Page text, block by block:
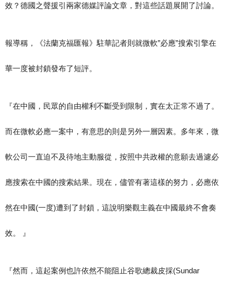
效？德國之聲援引兩家德媒評論文章，對這些話題展開了討論。
報導稱，《法蘭克福匯報》駐華記者則就微軟”必應”搜索引擎在
華一度被封鎖發布了短評。
『在中國，民眾的自由權利不斷受到限制，實在太正常不過了。
而在微軟必應一案中，有意思的則是另外一層因素。多年來，微
軟公司一直迫不及待地主動服從，按照中共政權的意願去過濾必
應搜索在中國的搜索結果。現在，儘管有著這樣的努力，必應依
然在中國(一度)遭到了封鎖，這說明樂觀主義在中國最終不會奏
效。 』
『然而，這起案例也許依然不能阻止谷歌總裁皮採(Sundar